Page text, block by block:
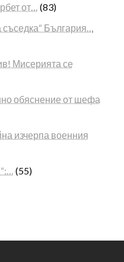
от… (83)
съседка“ България…
Мисерията се
обяснение от шефа
изчерпа военния
(55)